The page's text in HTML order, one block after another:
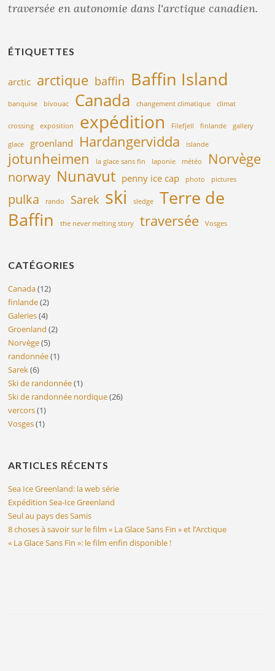
traversée en autonomie dans l'arctique canadien.
ÉTIQUETTES
arctic arctique baffin Baffin Island
banquise bivouac Canada changement climatique climat
crossing exposition expédition Filefjell finlande gallery
glace groenland Hardangervidda islande
jotunheimen la glace sans fin laponie météo Norvège
norway Nunavut penny ice cap photo pictures
pulka rando Sarek ski sledge
Terre de
Baffin
the never melting story traversée Vosges
CATÉGORIES
Canada(12)
finlande(2)
Galeries(4)
Groenland (2)
Norvège(5)
randonnée(1)
Sarek(6)
Ski de randonnée(1)
Ski de randonnée nordique(26)
vercors(1)
Vosges(1)
ARTICLES RÉCENTS
Sea Ice Greenland: la web série
Expédition Sea-Ice Greenland
Seul au pays des Samis
8 choses à savoir sur le film « La Glace Sans Fin » et l’Arctique
« La Glace Sans Fin »: le film enfin disponible !